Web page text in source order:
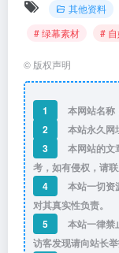
其他资料
# 绿幕素材
#
© 版权声明
1 本网站名称
2 本站永久网
3
本网站的文
考，如有侵权，请
4
本站一切资
对其真实性负责。
5
本站一律禁
访客发现请向站长